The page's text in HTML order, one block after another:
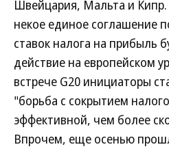
Швейцария, Мальта и
некое единое соглашение
ставок налога на прибыль
действие на европейском
встрече G20 инициаторы
"борьба с сокрытием
эффективной, чем более
Впрочем, еще осенью